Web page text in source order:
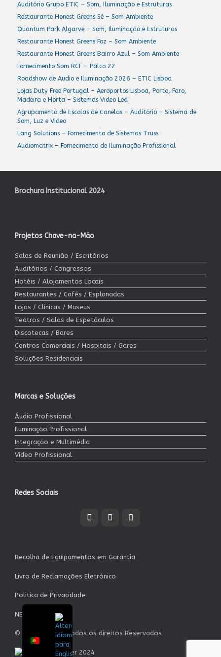
Auditório Grupo ETIC – Som, Iluminação e Estruturas
Restaurante Honest Greens Sé – Som Ambiente
Quantum Park Algarve – Som, Iluminação e Estruturas
Restaurante Honest Greens Foz – Som Ambiente
Restaurante Honest Greens Bairro Azul – Som Ambiente
Fornecimento Som RCF – Palco 22
Roadshow de Audio e Iluminação 2026 – ETIC Lisboa
Lojas Duty Free Portugal – Aeroportos Lisboa, Porto, Faro,
Madeira e Horta – Sistemas Video Led
Agrupamento de Escolas de Canelas – Auditório – Sistema de
Som, Luz e Video
Lang Solutions – Fornecimento de Sistemas Truss
Audiomatrix – Fornecimento de Iluminação Profissional
Brochura Institucional 2024
Projetos Chave-na-Mão
Salas de Reunião / Escritórios
Auditórios / Congressos
Hotéis / Alojamentos Locais
Restaurantes / Cafés / Esplanadas
Lojas / Clínicas / Museus
Teatros / Salas de Espetáculos
Discotecas / Bares
Centros Comerciais / Hospitais / Gares
Soluções Residenciais
Marcas e Soluções
Áudio Profissional
Iluminação Profissional
Integração e Multimédia
Vídeo Profissional
Redes Sociais
Recolha de Equipamentos em Garantia
Livro de Reclamações Eletrónico
Politica de Privacidade
NEWSLETTER
© Garrett S.A. - Todos os direitos Reservados